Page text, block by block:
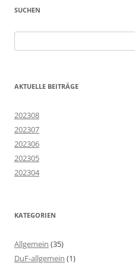
SUCHEN
nach:
AKTUELLE BEITRÄGE
202308
202307
202306
202305
202304
KATEGORIEN
Allgemein (35)
DuF-allgemein (1)